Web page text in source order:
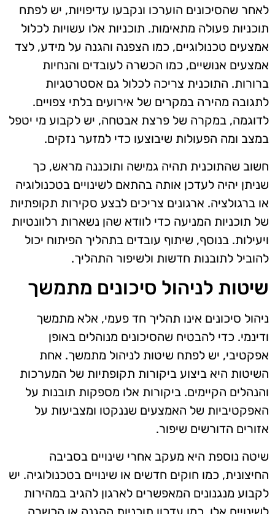
לאחר שהסיכונים הוערכו ונקבעו עדיפויות, יש לפתח
תוכניות פעולה מתאימות. תוכניות אלו עשויות לכלול
אמצעים טכנולוגיים, כמו הצפנה והגנה על מידע, לצד
אמצעים אנושיים, כמו הכשרה לעובדים והנחיות
ברורות. התוכנית צריכה לכלול גם אסטרטגיות
לתגובה מהירה במקרים של אירועים בלתי צפויים.
לדוגמה, במקרה של פרצת אבטחה, יש לקבוע מי יטפל
במצב ומה הפעולות שיבוצעו כדי למזער נזקים.
חשוב שהתוכנית תהיה גמישה ותוכננה מראש, כך
שניתן יהיה לעדכן אותה בהתאם לשינויים בטכנולוגיה
או ברגולציה. ארגונים צריכים לבצע סקירות תקופתיות
של תוכניות המניעה כדי לוודא שהן נשארות רלוונטיות
ויעילות. בנוסף, שיתוף עובדים בתהליך הפיתוח יכול
להוביל לתובנות חדשות ולשיפור התהליך.
שיטות לניהול סיכונים מתמשך
ניהול סיכונים אינו תהליך חד פעמי, אלא מתמשך
ודינמי. כדי להבטיח שהסיכונים מנוהלים באופן
אפקטיבי, יש לפתח שיטות לניהול מתמשך. אחת
השיטות היא ביצוע ביקורות תקופתיות של המערכות
והנהלים הקיימים. ביקורות אלו מספקות תובנות על
האפקטיביות של האמצעים שננקטו ומצביעות על
אזורים הדורשים שיפור.
שיטה נוספת היא מעקב אחרי שינויים בסביבה
החיצונית, כמו חוקים חדשים או שינויים בטכנולוגיה. יש
לקבוע מנגנונים המאפשרים לארגון להגיב במהירות